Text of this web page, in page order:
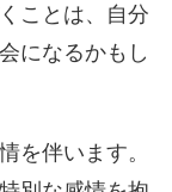
ことは、自分
になるかもし
を伴います。